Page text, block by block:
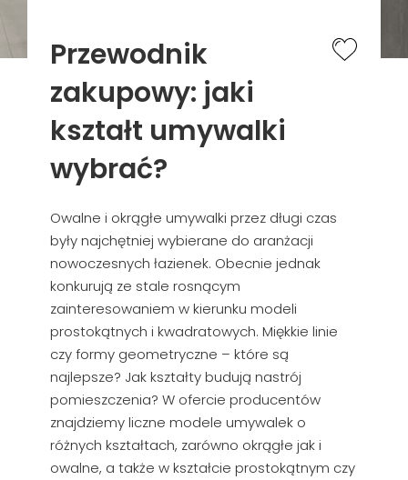
Przewodnik
zakupowy: jaki
kształt umywalki
wybrać?
Owalne i okrągłe umywalki przez długi czas
były najchętniej wybierane do aranżacji
nowoczesnych łazienek. Obecnie jednak
konkurują ze stale rosnącym
zainteresowaniem w kierunku modeli
prostokątnych i kwadratowych. Miękkie linie
czy formy geometryczne – które są
najlepsze? Jak kształty budują nastrój
pomieszczenia? W ofercie producentów
znajdziemy liczne modele umywalek o
różnych kształtach, zarówno okrągłe jak i
owalne, a także w kształcie prostokątnym czy